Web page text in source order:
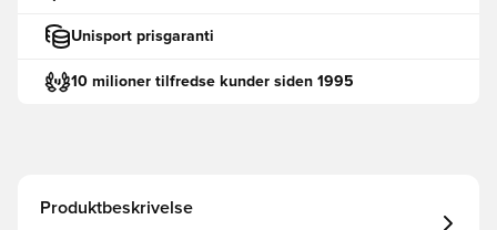
Unisport prisgaranti
10 milioner tilfredse kunder siden 1995
Produktbeskrivelse